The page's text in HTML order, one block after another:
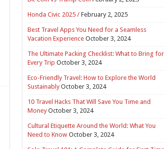
Honda Civic 2025 / February 2, 2025
Best Travel Apps You Need for a Seamless
Vacation Experience October 3, 2024
The Ultimate Packing Checklist: What to Bring for
Every Trip October 3, 2024
Eco-Friendly Travel: How to Explore the World
Sustainably October 3, 2024
10 Travel Hacks That Will Save You Time and
Money October 3, 2024
Cultural Etiquette Around the World: What You
Need to Know October 3, 2024